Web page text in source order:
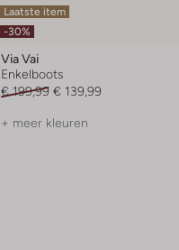
Laatste item
-30%
Via Vai
Enkelboots
€ 199,99 € 139,99
+ meer kleuren